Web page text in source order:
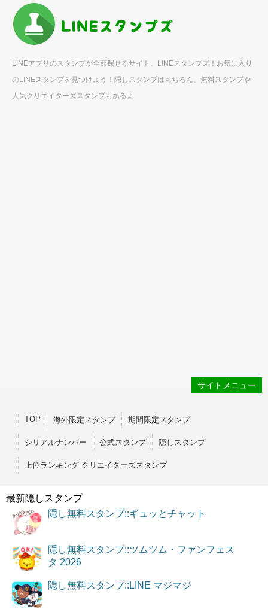
LINEアプリのスタンプが全部探せるサイト、LINEスタンプズ！お気に入り
のLINEスタンプを見つけよう！隠しスタンプはもちろん、無料スタンプや
人気クリエイターズスタンプもあるよ
サイトメニュー
TOP 海外限定スタンプ 期間限定スタンプ
シリアルナンバー 公式スタンプ 隠しスタンプ
上位ランキング クリエイターズスタンプ
最新隠しスタンプ
隠し無料スタンプ::ギュッとチャット
隠し無料スタンプ::ツムツム・ファンフェス
タ 2026
隠し無料スタンプ::LINE マジマジ